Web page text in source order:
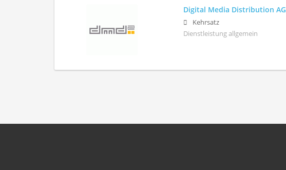
Digital Media Distribution AG
Kehrsatz
Dienstleistung allgemein